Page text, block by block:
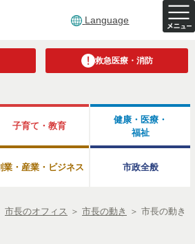
Language
救急医療・消防
子育て・教育
健康・医療・
福祉
業・産業・ビジネス 市政全般
市長のオフィス ＞ 市長の動き ＞ 市長の動き